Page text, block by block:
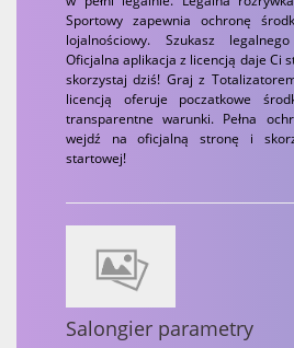
Sportowy zapewnia ochronę
lojalnościowy. Szukasz
Oficjalna aplikacja z licencją daje Ci
skorzystaj dziś! Graj z
licencją oferuje poczatkowe
transparentne warunki. Pełna
wejdź na oficjalną stronę i
startowej!
Salongier parametry